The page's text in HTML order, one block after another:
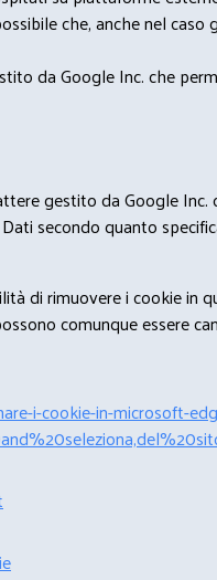
che, anche nel
da Google Inc. che
gestito da Google
secondo quanto
di rimuovere i cookie in
comunque essere
i-cookie-in-microsoft-